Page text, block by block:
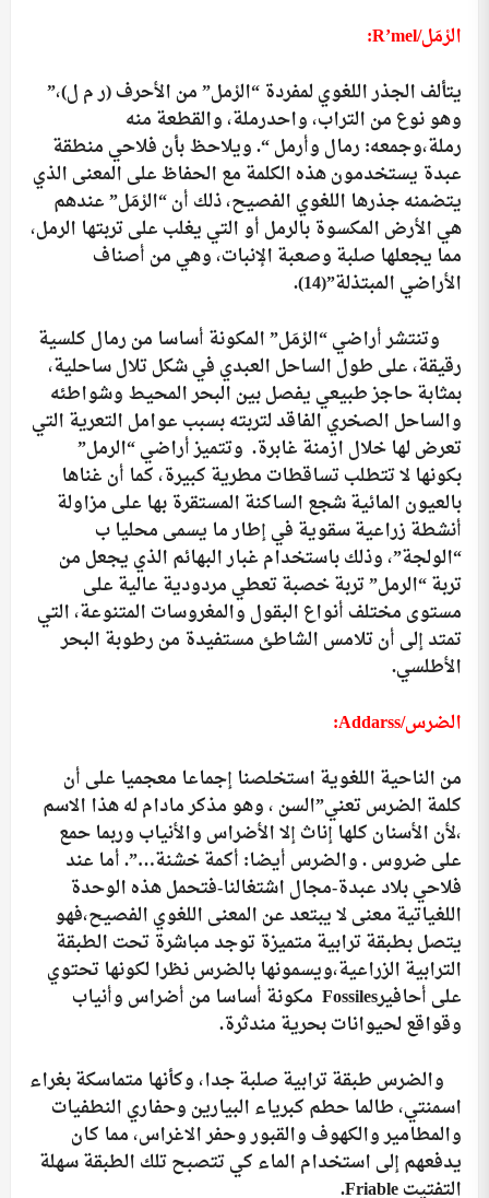
الرْمَل/R’mel
:
يتألف الجذر اللغوي لمفردة “الرْمل” من الأحرف (ر م ل)،”
وهو نوع من التراب، واحدرملة، والقطعة منه
رملة،وجمعه: رمال وأرمل “. ويلاحظ بأن فلاحي منطقة
عبدة يستخدمون هذه الكلمة مع الحفاظ على المعنى الذي
يتضمنه جذرها اللغوي الفصيح، ذلك أن “الرْمَل” عندهم
هي الأرض المكسوة بالرمل أو التي يغلب على تربتها الرمل،
مما يجعلها صلبة وصعبة الإنبات، وهي من أصناف
الأراضي المبتذلة”(14)
.
وتنتشر أراضي “الرْمَل” المكونة أساسا من رمال كلسية
رقيقة، على طول الساحل العبدي في شكل تلال ساحلية،
بمثابة حاجز طبيعي يفصل بين البحر المحيط وشواطئه
والساحل الصخري الفاقد لتربته بسبب عوامل التعرية التي
تعرض لها خلال ازمنة غابرة. وتتميز أراضي “الرمل”
بكونها لا تتطلب تساقطات مطرية كبيرة، كما أن غناها
بالعيون المائية شجع الساكنة المستقرة بها على مزاولة
أنشطة زراعية سقوية في إطار ما يسمى محليا ب
“الولجة”، وذلك باستخدام غبار البهائم الذي يجعل من
تربة “الرمل” تربة خصبة تعطي مردودية عالية على
مستوى مختلف أنواع البقول والمغروسات المتنوعة، التي
تمتد إلى أن تلامس الشاطئ مستفيدة من رطوبة البحر
الأطلسي.
الضرس/Addarss
:
من الناحية اللغوية استخلصنا إجماعا معجميا على أن
كلمة الضرس تعني”السن ، وهو مذكر مادام له هذا الاسم
،لأن الأسنان كلها إناث إلا الأضراس والأنياب وربما حمع
على ضروس . والضرس أيضا: أكمة خشنة…”. أما عند
فلاحي بلاد عبدة-مجال اشتغالنا-فتحمل هذه الوحدة
اللغياتية معنى لا يبتعد عن المعنى اللغوي الفصيح،فهو
يتصل بطبقة ترابية متميزة توجد مباشرة تحت الطبقة
الترابية الزراعية،ويسمونها بالضرس نظرا لكونها تحتوي
على أحافيرFossiles مكونة أساسا من أضراس وأنياب
وقواقع لحيوانات بحرية مندثرة.
والضرس طبقة ترابية صلبة جدا، وكأنها متماسكة بغراء
اسمنتي، طالما حطم كبرياء البيارين وحفاري النطفيات
والمطامير والكهوف والقبور وحفر الاغراس، مما كان
يدفعهم إلى استخدام الماء كي تتصبح تلك الطبقة سهلة
التفتيتFriable
.